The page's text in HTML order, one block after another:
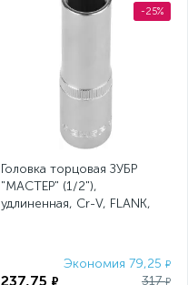
-25%
Головка торцовая ЗУБР
"МАСТЕР" (1/2"),
удлиненная, Cr-V, FLANK,
Экономия 79,25 ₽
237,75 ₽ 317₽